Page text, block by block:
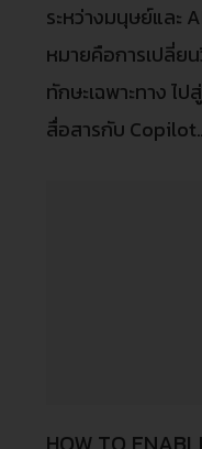
ระหว่างมนุษย์และ
หมายคือการเปลี่ย
ทักษะเฉพาะทาง ไ
สื่อสารกับ